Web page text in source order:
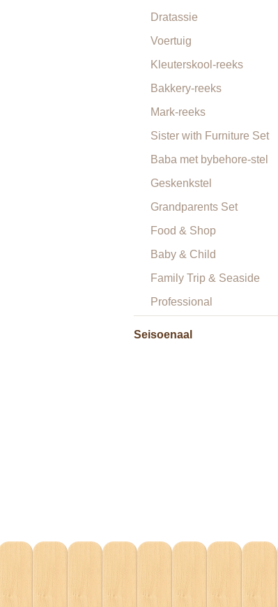
Dratassie
Voertuig
Kleuterskool-reeks
Bakkery-reeks
Mark-reeks
Sister with Furniture Set
Baba met bybehore-stel
Geskenkstel
Grandparents Set
Food & Shop
Baby & Child
Family Trip & Seaside
Professional
Seisoenaal